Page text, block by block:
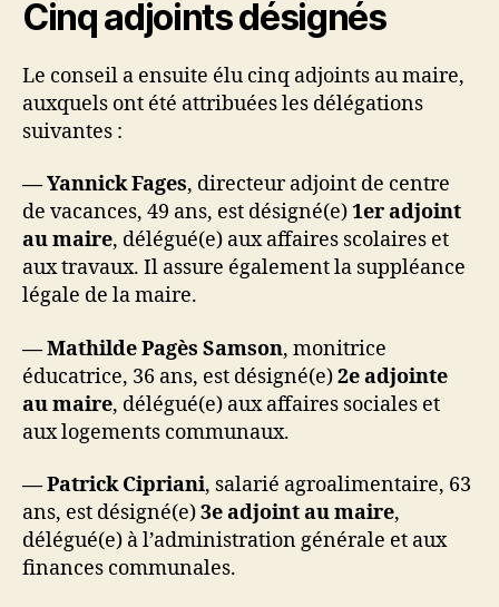
Cinq adjoints désignés
Le conseil a ensuite élu cinq adjoints au maire,
auxquels ont été attribuées les délégations
suivantes :
— Yannick Fages, directeur adjoint de centre
de vacances, 49 ans, est désigné(e)1er adjoint
au maire, délégué(e) aux affaires scolaires et
aux travaux. Il assure également la suppléance
légale de la maire.
— Mathilde Pagès Samson, monitrice
éducatrice, 36 ans, est désigné(e)2e adjointe
au maire, délégué(e) aux affaires sociales et
aux logements communaux.
— Patrick Cipriani, salarié agroalimentaire, 63
ans, est désigné(e)3e adjoint au maire,
délégué(e) à l’administration générale et aux
finances communales.